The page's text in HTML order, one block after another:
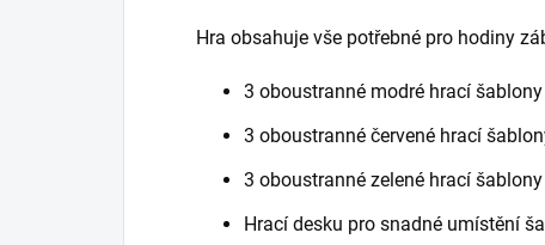
Hra obsahuje vše potřebné pro hodiny
3 oboustranné modré hrací
3 oboustranné červené hrací
3 oboustranné zelené hrací
Hrací desku pro snadné umístění